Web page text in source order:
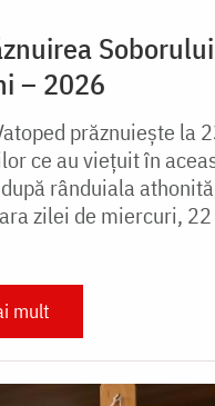
– 2026
prăznuiește la
ce au viețuit în
rânduiala
zilei de miercuri,
mult